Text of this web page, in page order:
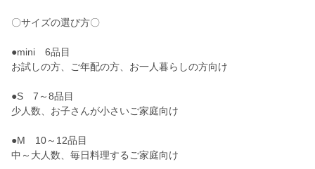
〇サイズの選び方〇
●mini 6品目
お試しの方、ご年配の方、お一人暮らしの方向け
●S 7～8品目
少人数、お子さんが小さいご家庭向け
●M 10～12品目
中～大人数、毎日料理するご家庭向け